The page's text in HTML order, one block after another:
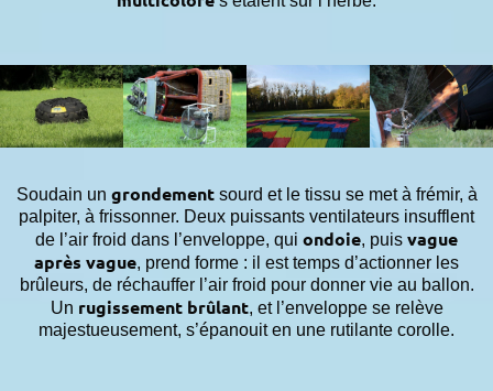
Soudain un grondementsourd et le tissu se met à frémir, à
palpiter, à frissonner. Deux puissants ventilateurs insufflent
de l’air froid dans l’enveloppe, qui ondoie, puis vague
après vague, prend forme : il est temps d’actionner les
brûleurs, de réchauffer l’air froid pour donner vie au ballon.
Un rugissement brûlant, et l’enveloppe se relève
majestueusement, s’épanouit en une rutilante corolle.